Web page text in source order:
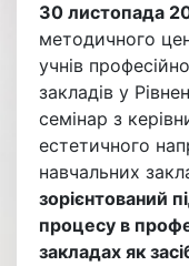
30 листопада
методичного
учнів
закладів у
семінар з
естетичного
навчальних
зорієнтований
процесу в
закладах як